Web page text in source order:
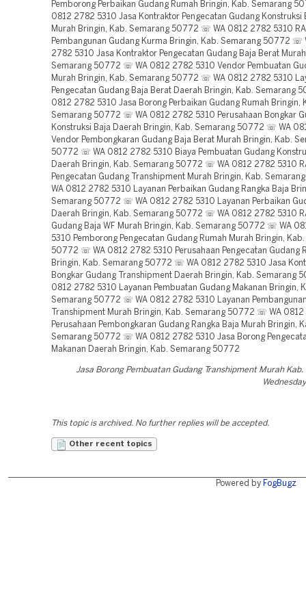
Pemborong Perbaikan Gudang Rumah Bringin, Kab. Semarang
0812 2782 5310 Jasa Kontraktor Pengecatan Gudang Konstruksi
Murah Bringin, Kab. Semarang 50772 ☏ WA 0812 2782 5310
Pembangunan Gudang Kurma Bringin, Kab. Semarang 50772 ☏
2782 5310 Jasa Kontraktor Pengecatan Gudang Baja Berat
Semarang 50772 ☏ WA 0812 2782 5310 Vendor Pembuatan
Murah Bringin, Kab. Semarang 50772 ☏ WA 0812 2782 5310
Pengecatan Gudang Baja Berat Daerah Bringin, Kab. Semarang
0812 2782 5310 Jasa Borong Perbaikan Gudang Rumah Bringin,
Semarang 50772 ☏ WA 0812 2782 5310 Perusahaan Bongkar
Konstruksi Baja Daerah Bringin, Kab. Semarang 50772 ☏ WA
Vendor Pembongkaran Gudang Baja Berat Murah Bringin, Kab.
50772 ☏ WA 0812 2782 5310 Biaya Pembuatan Gudang
Daerah Bringin, Kab. Semarang 50772 ☏ WA 0812 2782 5310
Pengecatan Gudang Transhipment Murah Bringin, Kab.
WA 0812 2782 5310 Layanan Perbaikan Gudang Rangka Baja
Semarang 50772 ☏ WA 0812 2782 5310 Layanan Perbaikan
Daerah Bringin, Kab. Semarang 50772 ☏ WA 0812 2782 5310
Gudang Baja WF Murah Bringin, Kab. Semarang 50772 ☏ WA
5310 Pemborong Pengecatan Gudang Rumah Murah Bringin,
50772 ☏ WA 0812 2782 5310 Perusahaan Pengecatan Gudang
Bringin, Kab. Semarang 50772 ☏ WA 0812 2782 5310 Jasa
Bongkar Gudang Transhipment Daerah Bringin, Kab. Semarang
0812 2782 5310 Layanan Pembuatan Gudang Makanan Bringin,
Semarang 50772 ☏ WA 0812 2782 5310 Layanan
Transhipment Murah Bringin, Kab. Semarang 50772 ☏ WA
Perusahaan Pembongkaran Gudang Rangka Baja Murah Bringin,
Semarang 50772 ☏ WA 0812 2782 5310 Jasa Borong
Makanan Daerah Bringin, Kab. Semarang 50772
Jasa Borong Pembuatan Gudang Transhipment Murah
This topic is archived. No further replies will be accepted.
Other recent topics
Powered by FogBugz